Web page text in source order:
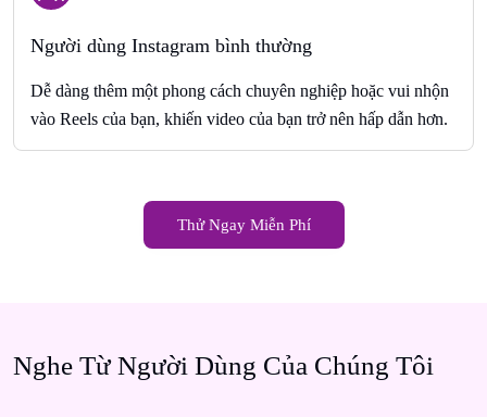
Người dùng Instagram bình thường
Dễ dàng thêm một phong cách chuyên nghiệp hoặc vui nhộn
vào Reels của bạn, khiến video của bạn trở nên hấp dẫn hơn.
Thử Ngay Miễn Phí
Nghe Từ Người Dùng Của Chúng Tôi